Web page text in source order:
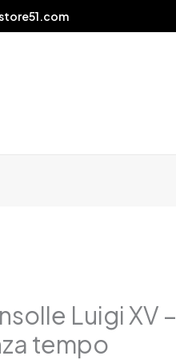
Luigi XV –
tempo